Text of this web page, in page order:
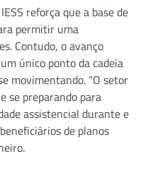
reforça que a base de
permitir uma
Contudo, o avanço
único ponto da cadeia
movimentando. “O setor
se preparando para
assistencial durante e
de planos